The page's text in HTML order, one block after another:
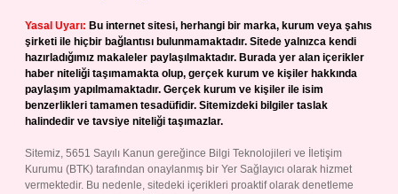
Yasal Uyarı: Bu internet sitesi, herhangi bir marka, kurum veya şahıs
şirketi ile hiçbir bağlantısı bulunmamaktadır. Sitede yalnızca kendi
hazırladığımız makaleler paylaşılmaktadır. Burada yer alan içerikler
haber niteliği taşımamakta olup, gerçek kurum ve kişiler hakkında
paylaşım yapılmamaktadır. Gerçek kurum ve kişiler ile isim
benzerlikleri tamamen tesadüfidir. Sitemizdeki bilgiler taslak
halindedir ve tavsiye niteliği taşımazlar.
Sitemiz, 5651 Sayılı Kanun gereğince Bilgi Teknolojileri ve İletişim
Kurumu (BTK) tarafından onaylanmış bir Yer Sağlayıcı olarak hizmet
vermektedir. Bu nedenle, sitedeki içerikleri proaktif olarak denetleme